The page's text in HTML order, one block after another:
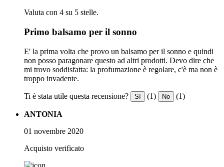
Valuta con 4 su 5 stelle.
Primo balsamo per il sonno
E' la prima volta che provo un balsamo per il sonno e quindi
non posso paragonare questo ad altri prodotti. Devo dire che
mi trovo soddisfatta: la profumazione è regolare, c'è ma non è
troppo invadente.
Ti è stata utile questa recensione? Sì (1) No (1)
ANTONIA
01 novembre 2020
Acquisto verificato